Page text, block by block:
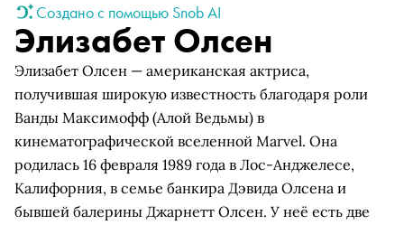
Создано с помощью Snob AI
Элизабет Олсен
Элизабет Олсен — американская актриса,
получившая широкую известность благодаря роли
Ванды Максимофф (Алой Ведьмы) в
кинематографической вселенной Marvel. Она
родилась 16 февраля 1989 года в Лос-Анджелесе,
Калифорния, в семье банкира Дэвида Олсена и
бывшей балерины Джарнетт Олсен. У неё есть две